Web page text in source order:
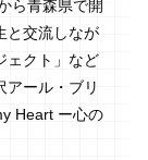
ら青森県で開
と交流しなが
ェクト」など
アール・ブリ
Heart ー心の